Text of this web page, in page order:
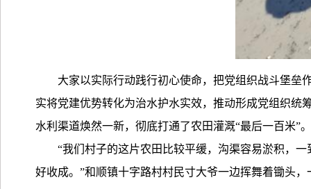
大家以实际行动践行初心使命，把党组织战斗堡垒
实将党建优势转化为治水护水实效，推动形成党组织统
水利渠道焕然一新，彻底打通了农田灌溉“最后一百米”。
“我们村子的这片农田比较平缓，沟渠容易淤积，
好收成。”和顺镇十字路村村民寸大爷一边挥舞着锄头